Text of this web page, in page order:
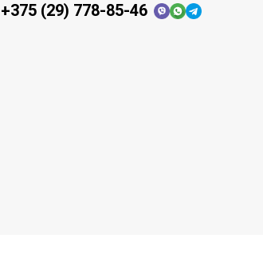
+375 (29) 778-85-46